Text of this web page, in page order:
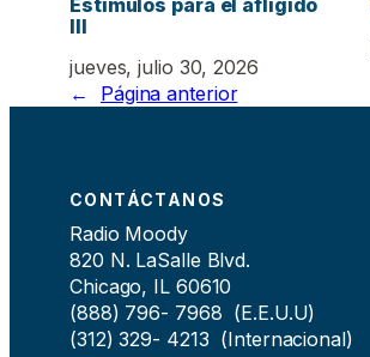
Estimulos para el afligido
III
jueves, julio 30, 2026
←
Página anterior
CONTÁCTANOS
Radio Moody
820 N. LaSalle Blvd.
Chicago, IL 60610
(888) 796- 7968 (E.E.U.U)
(312) 329- 4213 (Internacional)